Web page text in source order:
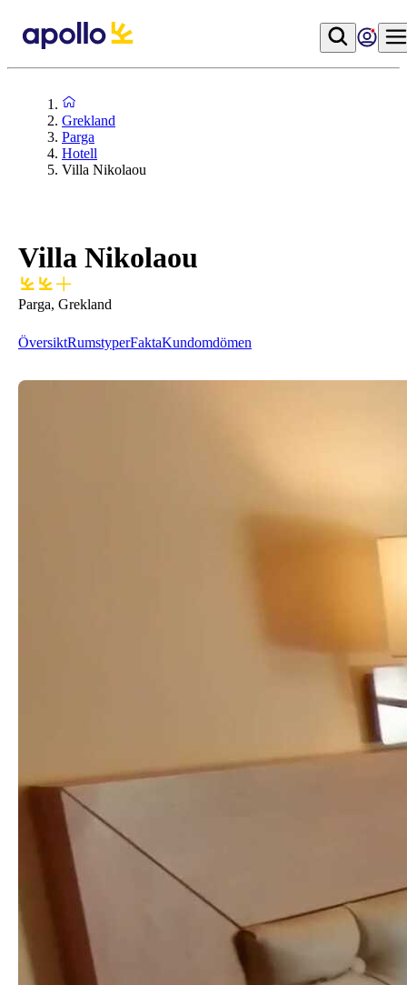
Grekland
Parga
Hotell
Villa Nikolaou
Villa Nikolaou
Parga, Grekland
ÖversiktRumstyperFaktaKundomdömen